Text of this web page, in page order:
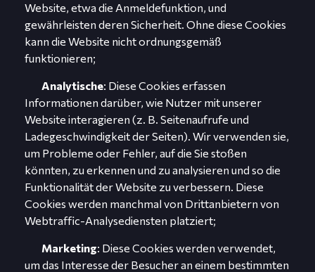
Website, etwa die Anmeldefunktion, und
gewährleisten deren Sicherheit. Ohne diese Cookies
kann die Website nicht ordnungsgemäß
funktionieren;
Analytische: Diese Cookies erfassen
Informationen darüber, wie Nutzer mit unserer
Website interagieren (z. B. Seitenaufrufe und
Ladegeschwindigkeit der Seiten). Wir verwenden sie,
um Probleme oder Fehler, auf die Sie stoßen
könnten, zu erkennen und zu analysieren und so die
Funktionalität der Website zu verbessern. Diese
Cookies werden manchmal von Drittanbietern von
Webtraffic-Analysediensten platziert;
Marketing: Diese Cookies werden verwendet,
um das Interesse der Besucher an einem bestimmten